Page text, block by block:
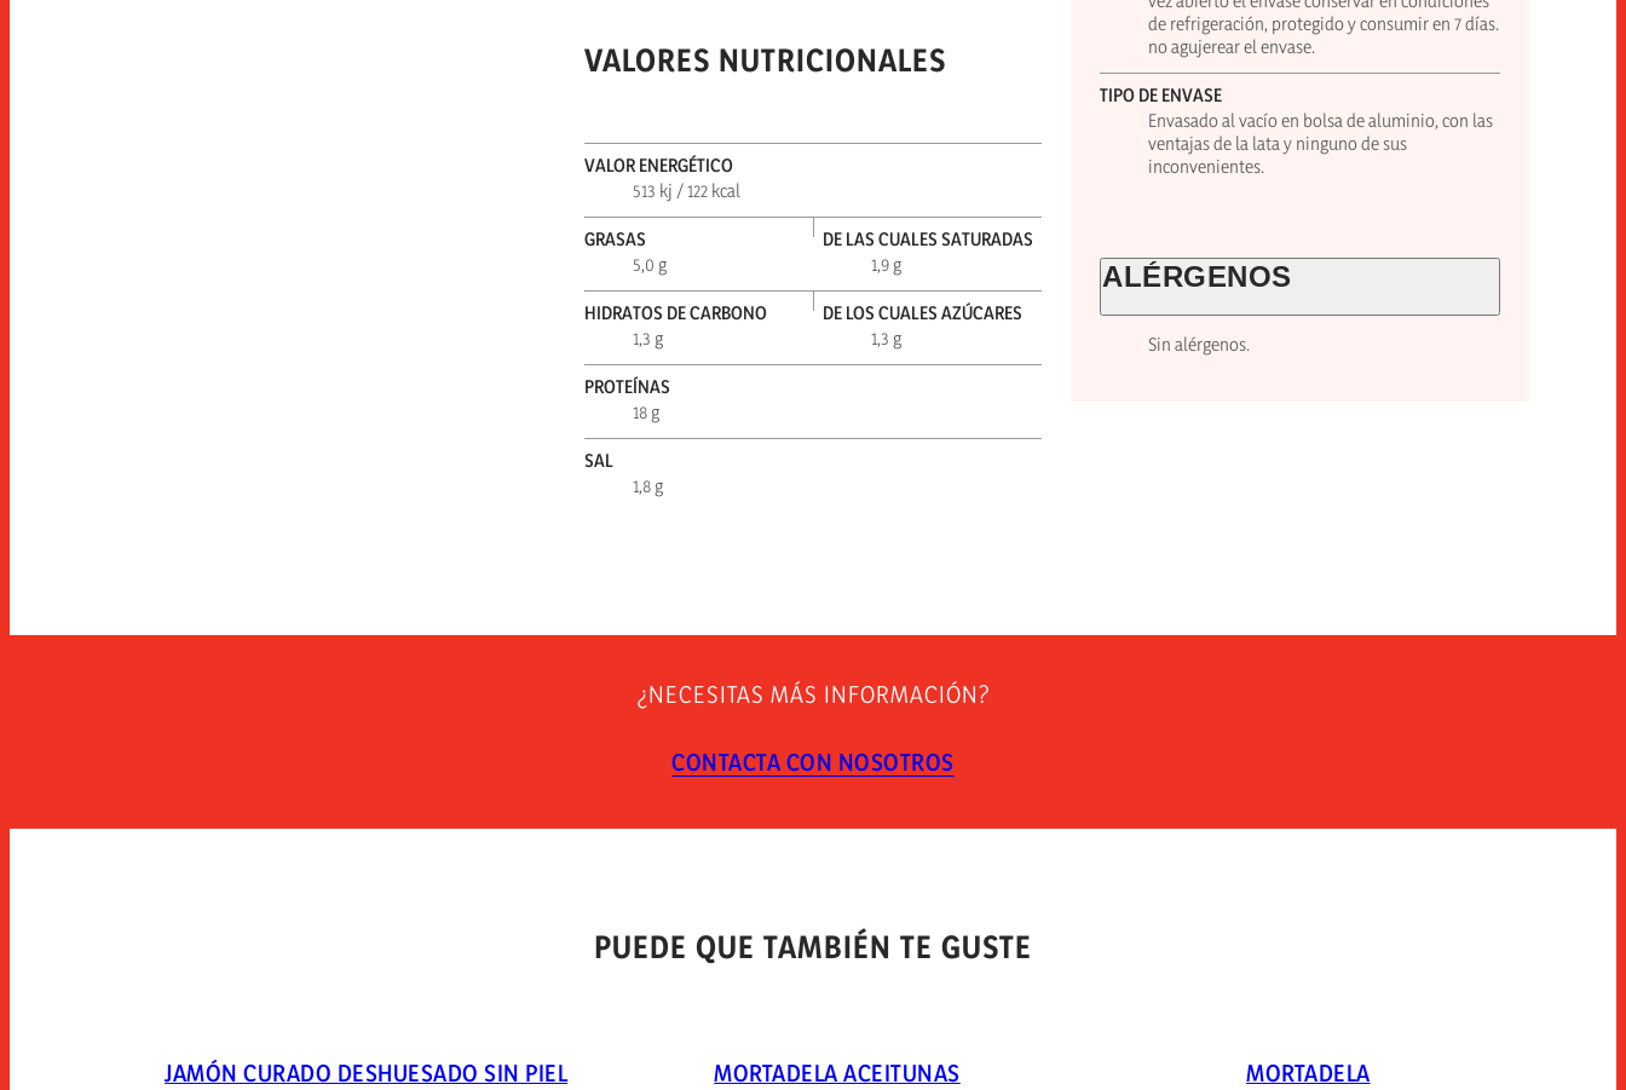
VALORES NUTRICIONALES
VALOR ENERGÉTICO
513 kj / 122 kcal
GRASAS
5,0 g
DE LAS CUALES SATURADAS
1,9 g
HIDRATOS DE CARBONO
1,3 g
DE LOS CUALES AZÚCARES
1,3 g
PROTEÍNAS
18 g
SAL
1,8 g
de refrigeración, protegido y consumir en 7 días.
no agujerear el envase.
TIPO DE ENVASE
Envasado al vacío en bolsa de aluminio, con las
ventajas de la lata y ninguno de sus
inconvenientes.
ALÉRGENOS
Sin alérgenos
¿NECESITAS MÁS INFORMACIÓN?
CONTACTA CON NOSOTROS
PUEDE QUE TAMBIÉN TE GUSTE
JAMÓN CURADO DESHUESADO SIN PIEL MORTADELA ACEITUNAS MORTADELA